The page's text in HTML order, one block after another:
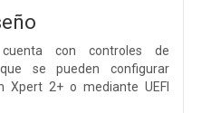
con controles de
se pueden configurar
Xpert 2+ o mediante UEFI